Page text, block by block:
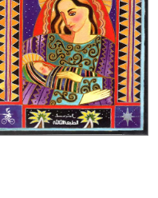
إختياراتنا
كتب
أكاديمية
صندوق
القراءة
English
iKitab
بلا
حدود
أسئلة
يتكرر
طرحها
أسئلة
يتكرر
طرحها
تحميل
masmu3
على
المواضيع
الأكثر
مبيعاً
إختياراتنا
وسائل
تعليمية
تعليمية
الصحة
والعناية
الشخصية
جديد